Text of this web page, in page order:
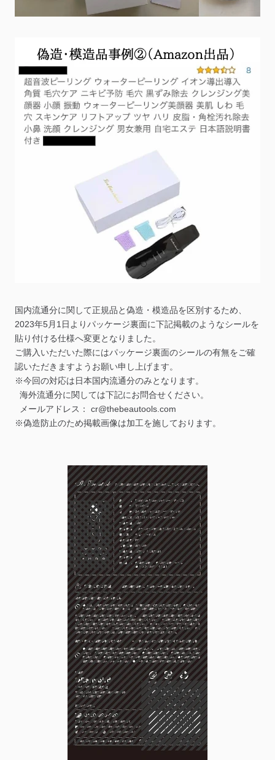
国内流通分に関して正規品と偽造・模造品を区別するため、
2023年5月1日よりパッケージ裏面に下記掲載のようなシールを
貼り付ける仕様へ変更となりました。
ご購入いただいた際にはパッケージ裏面のシールの有無をご確
認いただきますようお願い申し上げます。
※今回の対応は日本国内流通分のみとなります。
海外流通分に関しては下記にお問合せください。
メールアドレス： cr@thebeautools.com
※偽造防止のため掲載画像は加工を施しております。